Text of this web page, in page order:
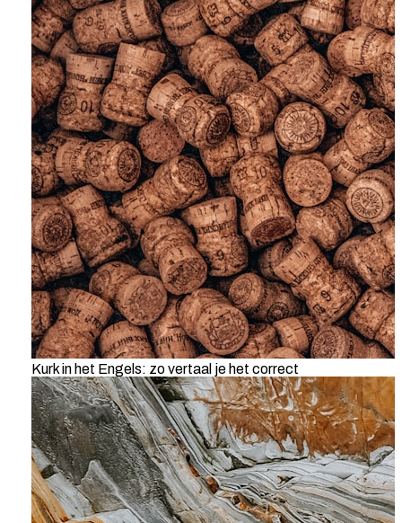
Kurk in het Engels: zo vertaal je het correct